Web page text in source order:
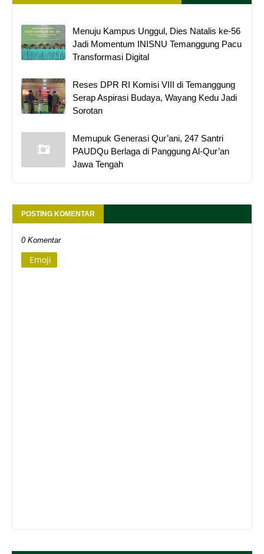
Menuju Kampus Unggul, Dies Natalis ke-56
Jadi Momentum INISNU Temanggung Pacu
Transformasi Digital
Reses DPR RI Komisi VIII di Temanggung
Serap Aspirasi Budaya, Wayang Kedu Jadi
Sorotan
Memupuk Generasi Qur’ani, 247 Santri
PAUDQu Berlaga di Panggung Al-Qur’an
Jawa Tengah
POSTING KOMENTAR
0 Komentar
Emoji